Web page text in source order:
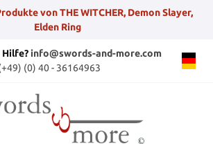
von THE WITCHER, Demon Slayer,
Elden Ring
Hilfe?info@swords-and-more.com
(0) 40 - 36164963